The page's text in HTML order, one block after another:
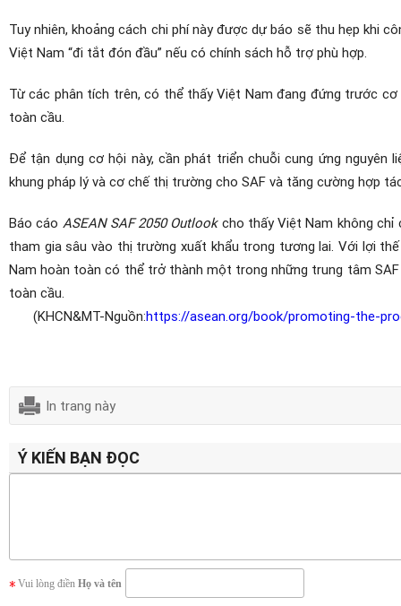
Tuy nhiên, khoảng cách chi phí này được dự báo sẽ thu hẹp khi
Việt Nam “đi tắt đón đầu” nếu có chính sách hỗ trợ phù hợp.
Từ các phân tích trên, có thể thấy Việt Nam đang đứng trước
toàn cầu.
Để tận dụng cơ hội này, cần phát triển chuỗi cung ứng nguyên
khung pháp lý và cơ chế thị trường cho SAF và tăng cường hợp
Báo cáo ASEAN SAF 2050 Outlookcho thấy Việt Nam không chỉ
tham gia sâu vào thị trường xuất khẩu trong tương lai. Với lợi
Nam hoàn toàn có thể trở thành một trong những trung tâm
toàn cầu.
(KHCN&MT-Nguồn:https://asean.org/book/promoting-the-
In trang này
Ý KIẾN BẠN ĐỌC
Vui lòng điền Họ và tên